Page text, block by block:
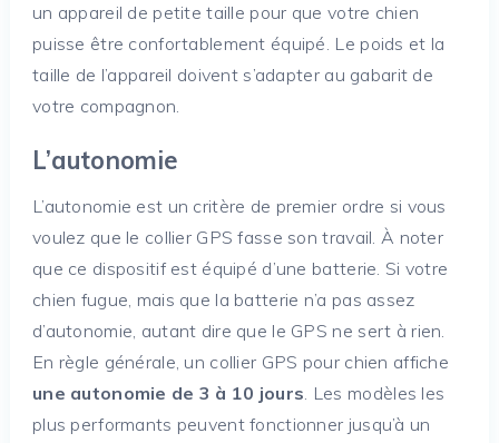
un appareil de petite taille pour que votre chien
puisse être confortablement équipé. Le poids et la
taille de l’appareil doivent s’adapter au gabarit de
votre compagnon.
L’autonomie
L’autonomie est un critère de premier ordre si vous
voulez que le collier GPS fasse son travail. À noter
que ce dispositif est équipé d’une batterie. Si votre
chien fugue, mais que la batterie n’a pas assez
d’autonomie, autant dire que le GPS ne sert à rien.
En règle générale, un collier GPS pour chien affiche
une autonomie de 3 à 10 jours. Les modèles les
plus performants peuvent fonctionner jusqu’à un